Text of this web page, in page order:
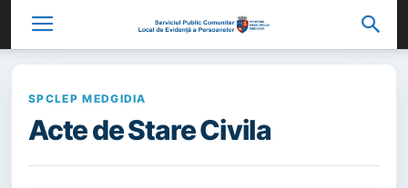
SPCLEP MEDGIDIA
Acte de Stare Civila